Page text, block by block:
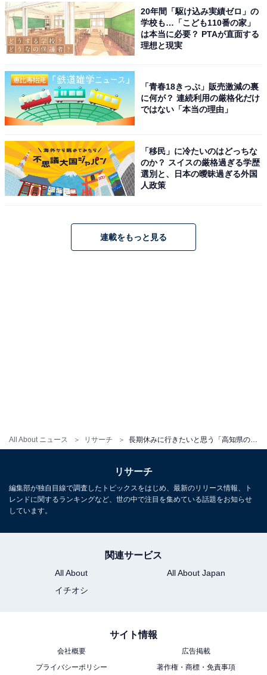
All About ニュース リサーチ
こちらもおすすめ
長期休みに行きたいと思う「徳島県の旅行先」
ランキング！ 2位「阿波おどり会館」、1位は？
【2026年調査】
20年間「駆け込み実績ゼロ」の
学校も…「こども110番の家」
は本当に必要？ PTAが直面する
理想と現実
「青春18きっぷ」販売激減の裏
に何が？ 連続利用の厳格化だけ
ではない「本当の理由」
「移民」に冷たいのはどっちな
のか？ スイスの厳格過ぎる学歴
選別と、日本の曖昧過ぎる外国
人政策
連載をもっと見る
リサーチ
編集部が独自目線で調査したトピックスをはじめ、最新のリリース情報、ト
レンドに関するランキングなど、世の中で注目を集めている話題をお知らせ
しています。
関連サービス
All About
All About Japan
イチオシ
サイト情報
会社概要
広告掲載
プライバシーポリシー
著作権・商標・免責事項